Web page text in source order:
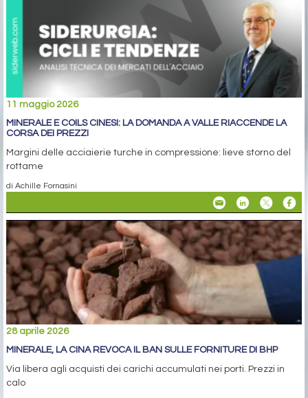
11 maggio 2026
MINERALE E COILS CINESI: LA DOMANDA A VALLE RIACCENDE LA
CORSA DEI PREZZI
Margini delle acciaierie turche in compressione: lieve storno del
rottame
di Achille Fornasini
28 aprile 2026
MINERALE, LA CINA REVOCA IL BAN SULLE FORNITURE DI BHP
Via libera agli acquisti dei carichi accumulati nei porti. Prezzi in
calo